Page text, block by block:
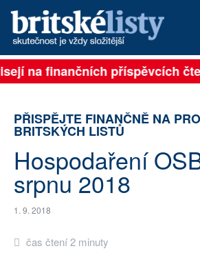
PŘIHLÁSIT
ARCHIV
ROZHOVORY
TÉMATA
na finančních příspěvcích
PŘISPĚJTE FINANČNĚ NA
BRITSKÝCH LISTŮ
Hospodaření
srpnu 2018
1. 9. 2018
čas čtení 2 minuty